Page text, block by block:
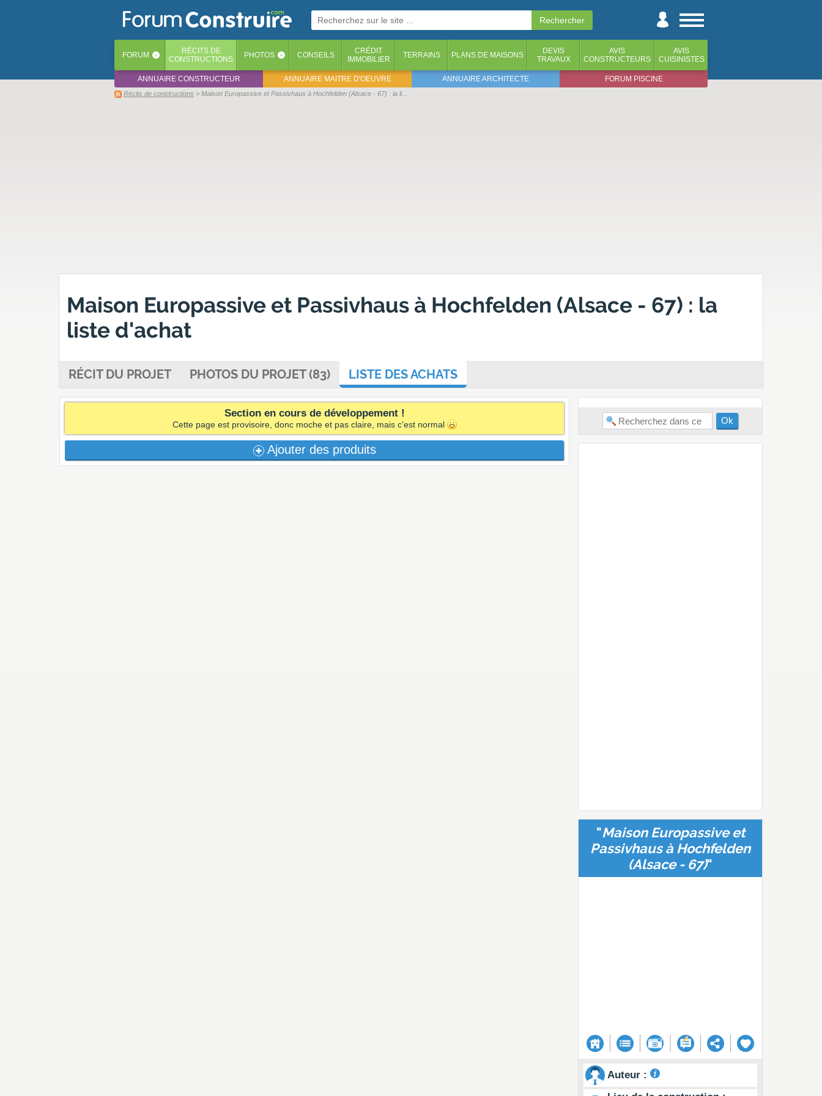
FORUM ‹ RÉCITS DE
CONSTRUCTIONS
PHOTOS ‹ CONSEILS
CRÉDIT
IMMOBILIER
TERRAINS PLANS DE MAISONS
DEVIS
TRAVAUX
AVIS
CONSTRUCTEURS
AVIS
CUISINISTES
ANNUAIRE CONSTRUCTEUR ANNUAIRE MAITRE D'OEUVRE ANNUAIRE ARCHITECTE FORUM PISCINE
Récits de constructions > Maison Europassive et Passivhaus à Hochfelden (Alsace - 67) : la li...
Maison Europassive et Passivhaus à Hochfelden (Alsace - 67) : la
liste d'achat
RÉCITDU PROJET PHOTOS DU PROJET (83) LISTE DES ACHATS
Section en cours de développement !
Cette page est provisoire, donc moche et pas claire, mais c'est normal
Ajouter des produits
"Maison Europassive et
Passivhaus à Hochfelden
(Alsace - 67)"
Auteur :